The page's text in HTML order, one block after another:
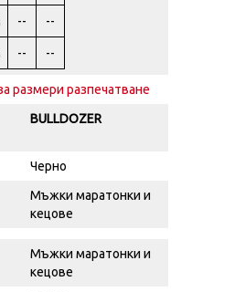
-- --
-- --
размери разпечатване
BULLDOZER
Черно
Мъжки маратонки и
кецове
Мъжки маратонки и
кецове